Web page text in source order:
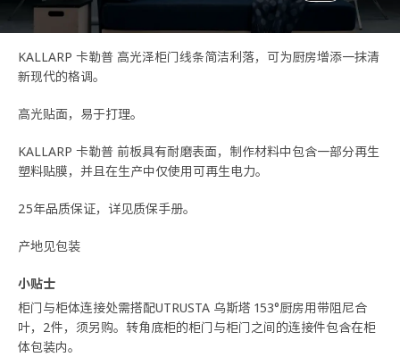
KALLARP 卡勒普 高光泽柜门线条简洁利落，可为厨房增添一抹清
新现代的格调。
高光贴面，易于打理。
KALLARP 卡勒普 前板具有耐磨表面，制作材料中包含一部分再生
塑料贴膜，并且在生产中仅使用可再生电力。
25年品质保证，详见质保手册。
产地见包装
小贴士
柜门与柜体连接处需搭配UTRUSTA 乌斯塔 153°厨房用带阻尼合
叶，2件，须另购。转角底柜的柜门与柜门之间的连接件包含在柜
体包装内。